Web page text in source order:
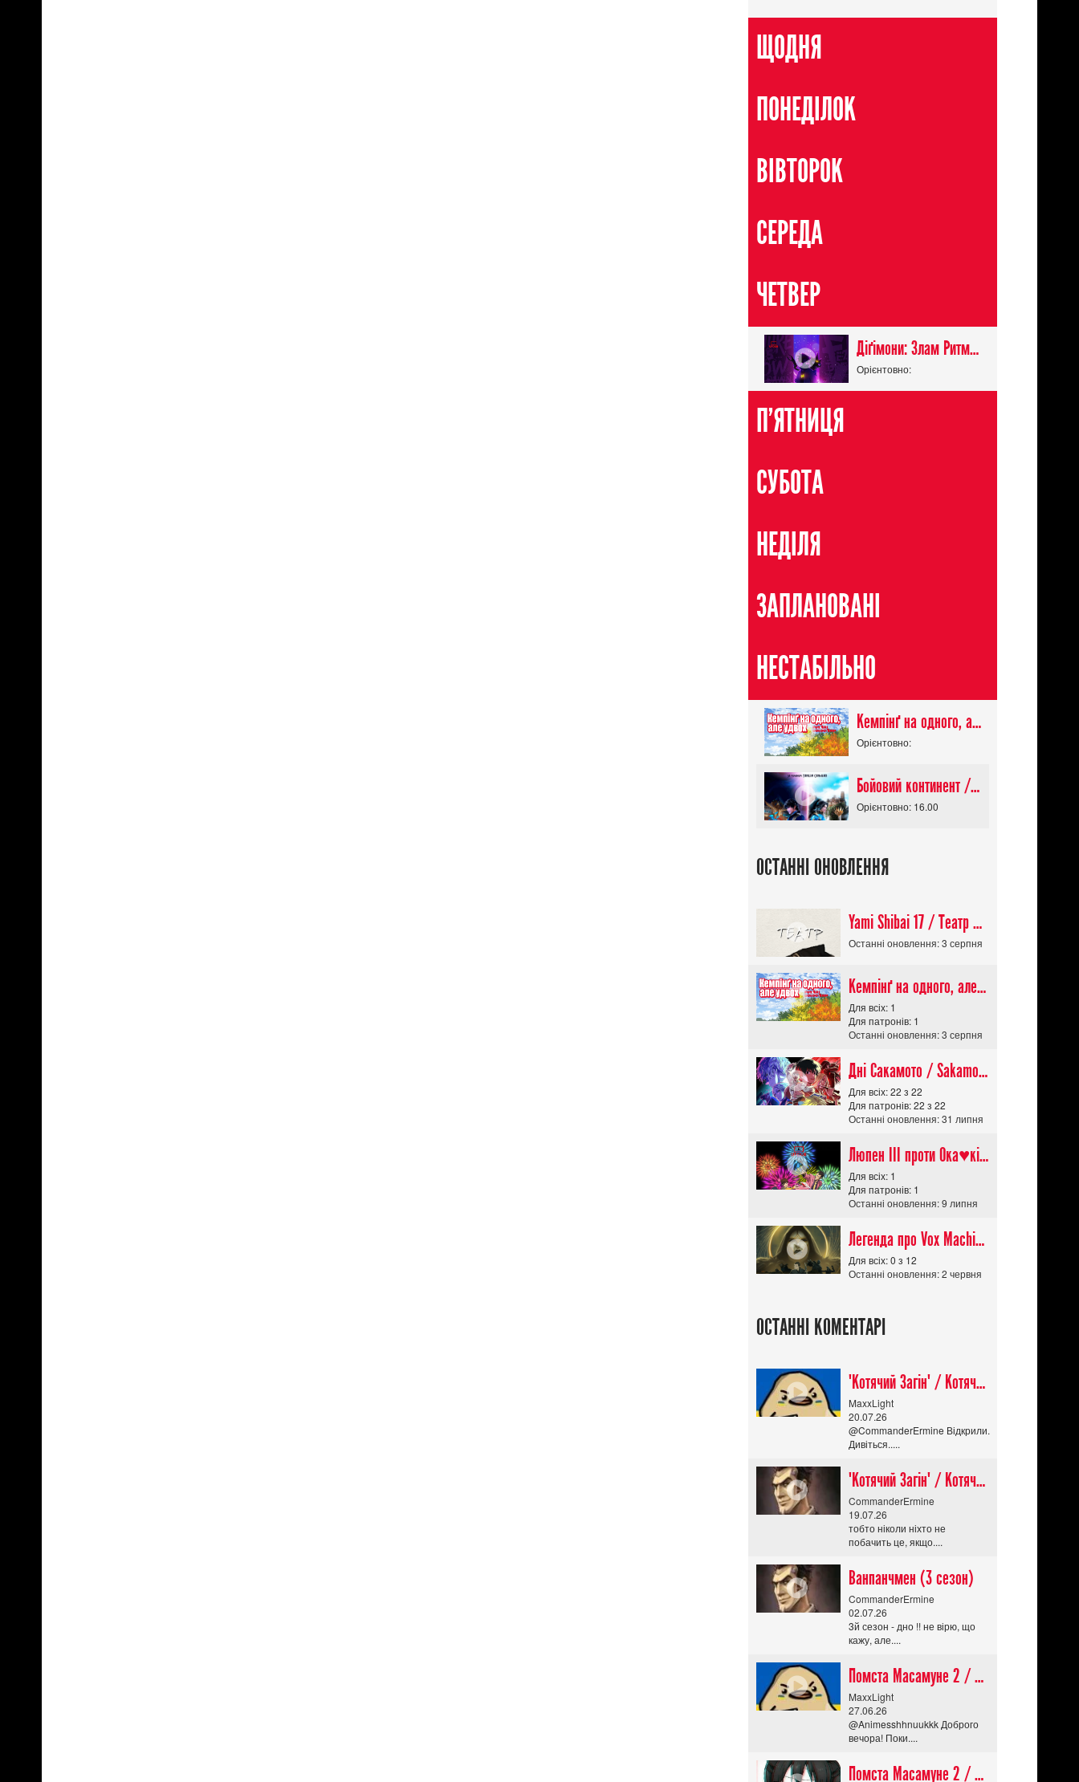
ЩОДНЯ
ПОНЕДІЛОК
ВІВТОРОК
СЕРЕДА
ЧЕТВЕР
Діґімони: Злам Ритму / Digimon Beatbreak
Орієнтовно:
П'ЯТНИЦЯ
СУБОТА
НЕДІЛЯ
ЗАПЛАНОВАНІ
НЕСТАБІЛЬНО
Кемпінґ на одного, але удвох / Futari Solo Camp
Орієнтовно:
Бойовий континент / Douluo Dalu
Орієнтовно: 16.00
ОСТАННІ ОНОВЛЕННЯ
Yami Shibai 17 / Театр Мороку 17
Останні оновлення: 3 серпня
Кемпінґ на одного, але удвох / Futari Solo Camp
Для всіх: 1
Для патронів: 1
Останні оновлення: 3 серпня
Дні Сакамото / Sakamoto Days (Сезон 1)
Для всіх: 22 з 22
Для патронів: 22 з 22
Останні оновлення: 31 липня
Люпен ІІІ проти Ока♥кішки / Lupin III vs Cats Eye Movie
Для всіх: 1
Для патронів: 1
Останні оновлення: 9 липня
Легенда про Vox Machina The Legend of Vox Machina (Сезон 4)
Для всіх: 0 з 12
Останні оновлення: 2 червня
ОСТАННІ КОМЕНТАРІ
"Котячий Загін" / Котячий апокаліпсис / Cat Shit One
MaxxLight
20.07.26
@CommanderErmine Відкрили.
Дивіться.....
"Котячий Загін" / Котячий апокаліпсис / Cat Shit One
CommanderErmine
19.07.26
тобто ніколи ніхто не
побачить це, якщо....
Ванпанчмен (3 сезон)
CommanderErmine
02.07.26
3й сезон - дно !! не вірю, що
кажу, але....
Помста Масамуне 2 / Masamune-kun no Revenge R
MaxxLight
27.06.26
@Animesshhnuukkk Доброго
вечора! Поки....
Помста Масамуне 2 / Masamune-kun no Revenge R